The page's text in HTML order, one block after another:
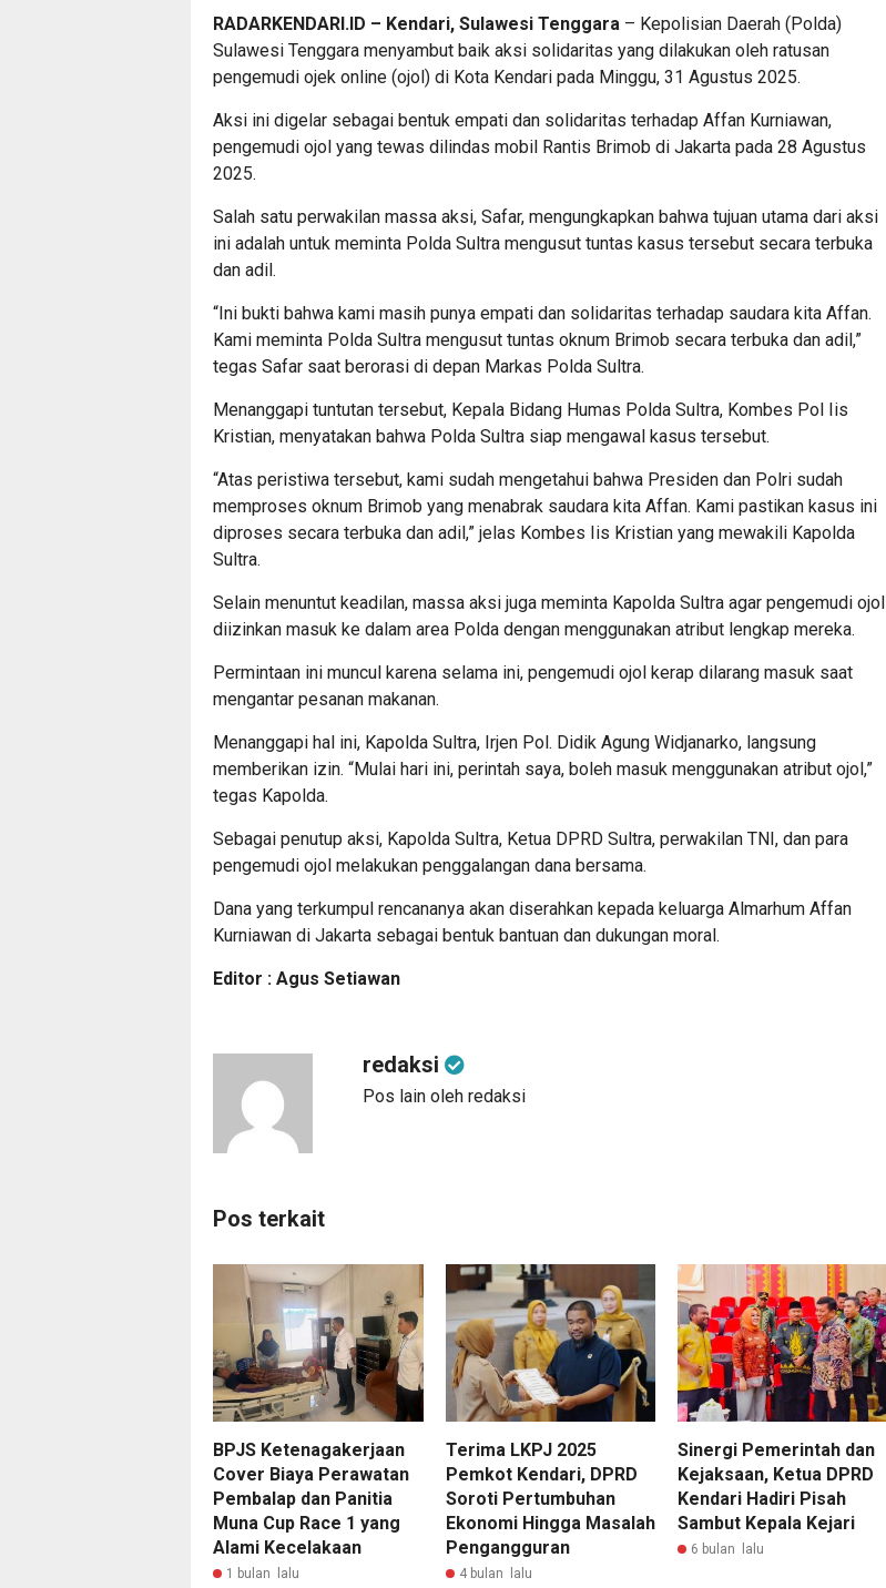
RADARKENDARI.ID – Kendari, Sulawesi Tenggara – Kepolisian Daerah (Polda)
Sulawesi Tenggara menyambut baik aksi solidaritas yang dilakukan oleh ratusan
pengemudi ojek online (ojol) di Kota Kendari pada Minggu, 31 Agustus 2025.
Aksi ini digelar sebagai bentuk empati dan solidaritas terhadap Affan Kurniawan,
pengemudi ojol yang tewas dilindas mobil Rantis Brimob di Jakarta pada 28 Agustus
2025.
Salah satu perwakilan massa aksi, Safar, mengungkapkan bahwa tujuan utama dari aksi
ini adalah untuk meminta Polda Sultra mengusut tuntas kasus tersebut secara terbuka
dan adil.
“Ini bukti bahwa kami masih punya empati dan solidaritas terhadap saudara kita Affan.
Kami meminta Polda Sultra mengusut tuntas oknum Brimob secara terbuka dan adil,”
tegas Safar saat berorasi di depan Markas Polda Sultra.
Menanggapi tuntutan tersebut, Kepala Bidang Humas Polda Sultra, Kombes Pol Iis
Kristian, menyatakan bahwa Polda Sultra siap mengawal kasus tersebut.
“Atas peristiwa tersebut, kami sudah mengetahui bahwa Presiden dan Polri sudah
memproses oknum Brimob yang menabrak saudara kita Affan. Kami pastikan kasus ini
diproses secara terbuka dan adil,” jelas Kombes Iis Kristian yang mewakili Kapolda
Sultra.
Selain menuntut keadilan, massa aksi juga meminta Kapolda Sultra agar pengemudi ojol
diizinkan masuk ke dalam area Polda dengan menggunakan atribut lengkap mereka.
Permintaan ini muncul karena selama ini, pengemudi ojol kerap dilarang masuk saat
mengantar pesanan makanan.
Menanggapi hal ini, Kapolda Sultra, Irjen Pol. Didik Agung Widjanarko, langsung
memberikan izin. “Mulai hari ini, perintah saya, boleh masuk menggunakan atribut ojol,”
tegas Kapolda.
Sebagai penutup aksi, Kapolda Sultra, Ketua DPRD Sultra, perwakilan TNI, dan para
pengemudi ojol melakukan penggalangan dana bersama.
Dana yang terkumpul rencananya akan diserahkan kepada keluarga Almarhum Affan
Kurniawan di Jakarta sebagai bentuk bantuan dan dukungan moral.
Editor : Agus Setiawan
redaksi
Pos lain oleh redaksi
Pos terkait
BPJS Ketenagakerjaan
Cover Biaya Perawatan
Pembalap dan Panitia
Muna Cup Race 1 yang
Alami Kecelakaan
1 bulan lalu
Terima LKPJ 2025
Pemkot Kendari, DPRD
Soroti Pertumbuhan
Ekonomi Hingga Masalah
Pengangguran
4 bulan lalu
Sinergi Pemerintah dan
Kejaksaan, Ketua DPRD
Kendari Hadiri Pisah
Sambut Kepala Kejari
6 bulan lalu